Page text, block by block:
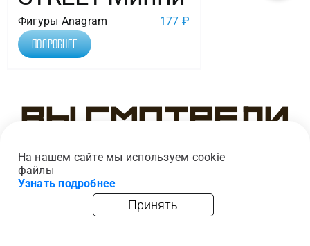
Фигуры Anagram 177 ₽
Подробнее
Вы смотрели
На нашем сайте мы используем cookie
файлы
Узнать подробнее
Принять